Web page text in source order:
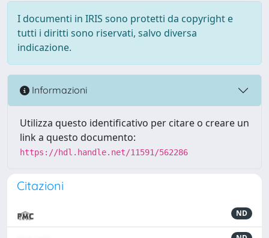
I documenti in IRIS sono protetti da copyright e
tutti i diritti sono riservati, salvo diversa
indicazione.
Informazioni
Utilizza questo identificativo per citare o creare un
link a questo documento:
https://hdl.handle.net/11591/562286
Citazioni
ND